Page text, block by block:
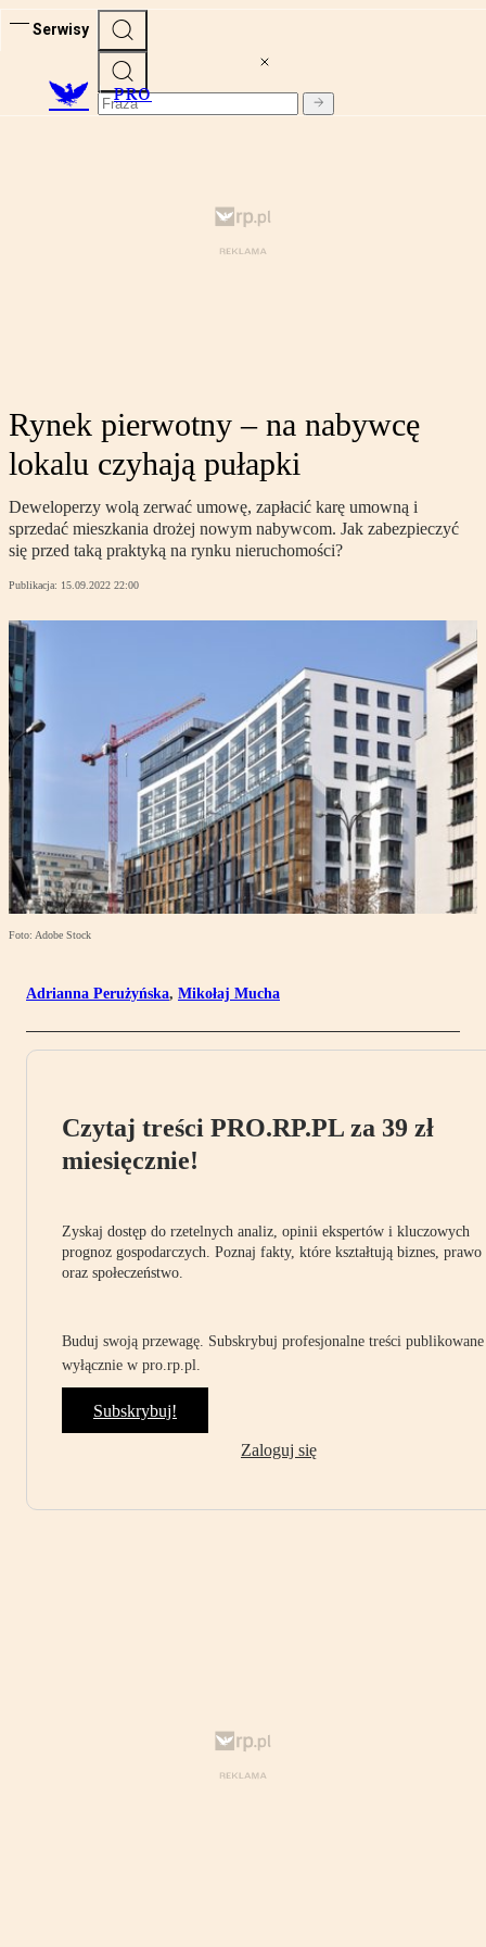
Serwisy
PRO
Rynek pierwotny – na nabywcę
lokalu czyhają pułapki
Deweloperzy wolą zerwać umowę, zapłacić karę umowną i
sprzedać mieszkania drożej nowym nabywcom. Jak zabezpieczyć
się przed taką praktyką na rynku nieruchomości?
Publikacja: 15.09.2022 22:00
Foto: Adobe Stock
Adrianna Perużyńska, Mikołaj Mucha
Czytaj treści PRO.RP.PL za 39 zł
miesięcznie!
Zyskaj dostęp do rzetelnych analiz, opinii ekspertów i kluczowych
prognoz gospodarczych. Poznaj fakty, które kształtują biznes, prawo
oraz społeczeństwo.
Buduj swoją przewagę. Subskrybuj profesjonalne treści publikowane
wyłącznie w pro.rp.pl.
Subskrybuj!
Zaloguj się